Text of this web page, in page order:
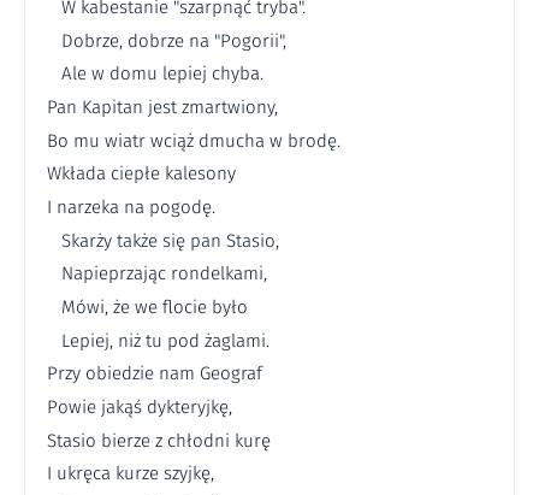
W kabestanie "szarpnąć tryba".
Dobrze, dobrze na "Pogorii",
Ale w domu lepiej chyba.
Pan Kapitan jest zmartwiony,
Bo mu wiatr wciąż dmucha w brodę.
Wkłada ciepłe kalesony
I narzeka na pogodę.
Skarży także się pan Stasio,
Napieprzając rondelkami,
Mówi, że we flocie było
Lepiej, niż tu pod żaglami.
Przy obiedzie nam Geograf
Powie jakąś dykteryjkę,
Stasio bierze z chłodni kurę
I ukręca kurze szyjkę,